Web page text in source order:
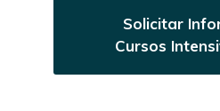
Solicitar
Cursos